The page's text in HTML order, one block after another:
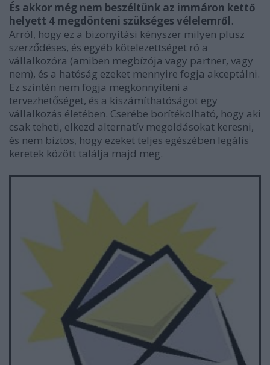
És akkor még nem beszéltünk az immáron kettő
helyett 4 megdönteni szükséges vélelemről.
Arról, hogy ez a bizonyítási kényszer milyen plusz
szerződéses, és egyéb kötelezettséget ró a
vállalkozóra (amiben megbízója vagy partner, vagy
nem), és a hatóság ezeket mennyire fogja akceptálni.
Ez szintén nem fogja megkönnyíteni a
tervezhetőséget, és a kiszámíthatóságot egy
vállalkozás életében. Cserébe borítékolható, hogy aki
csak teheti, elkezd alternatív megoldásokat keresni,
és nem biztos, hogy ezeket teljes egészében legális
keretek között találja majd meg.